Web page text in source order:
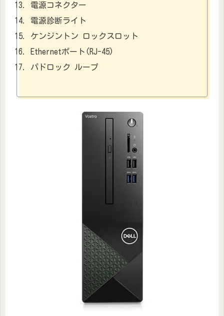
電源コネクター
電源診断ライト
ケンジントン ロックスロット
Ethernetポート(RJ-45)
パドロック ループ